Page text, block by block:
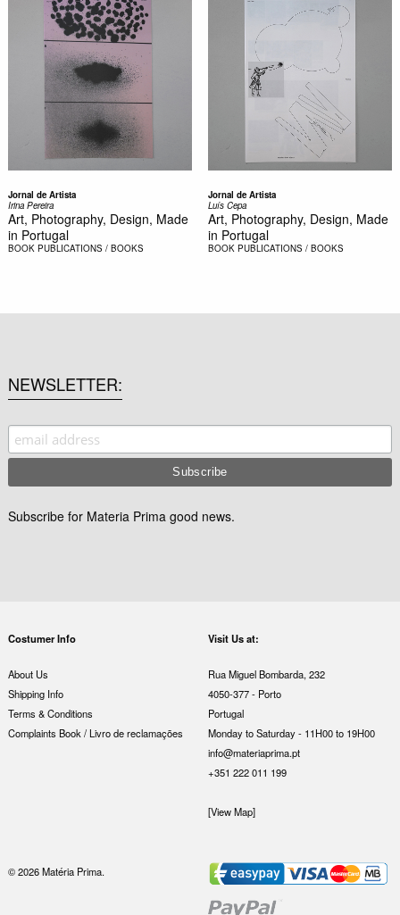
Jornal de Artista
Irina Pereira
Art, Photography, Design, Made
in Portugal
BOOK PUBLICATIONS / BOOKS
Jornal de Artista
Luís Cepa
Art, Photography, Design, Made
in Portugal
BOOK PUBLICATIONS / BOOKS
NEWSLETTER
Subscribe for Materia Prima good news.
Costumer Info
About Us
Shipping Info
Terms & Conditions
Complaints Book / Livro de reclamações
Visit Us at:
Rua Miguel Bombarda, 232
4050-377 - Porto
Portugal
Monday to Saturday - 11H00 to 19H00
info@materiaprima.pt
+351 222 011 199
[View Map]
© 2026 Matéria Prima.